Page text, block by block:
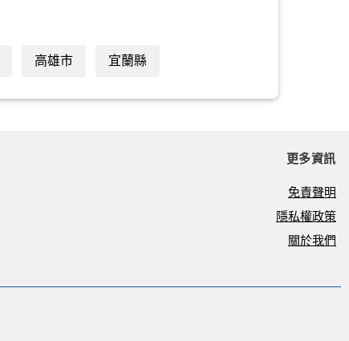
高雄市 宜蘭縣
更多資訊
免責聲明
隱私權政策
關於我們